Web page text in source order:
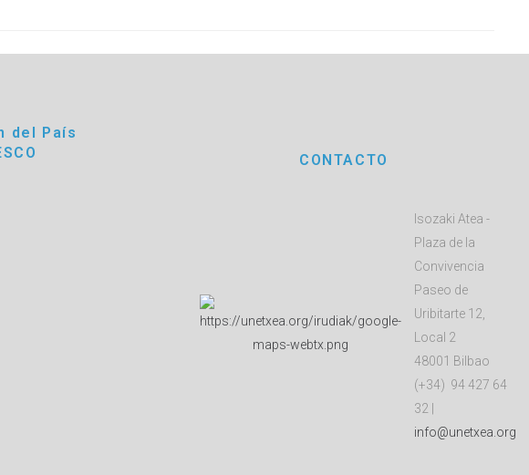
del País
CONTACTO
Isozaki Atea -
Plaza de la
Convivencia
Paseo de
Uribitarte 12,
Local 2
48001 Bilbao
(+34) 94 427 64
32 |
info@unetxea.org